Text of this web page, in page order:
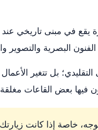
يقع في مبنى تاريخي
البصرية والتصوير
بل تتغير
فيها بعض القاعات
خاصة إذا كانت